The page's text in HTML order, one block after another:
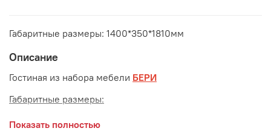
Габаритные размеры: 1400*350*1810мм
Описание
Гостиная из набора мебели БЕРИ
Габаритные размеры:
длина 1400 мм
Показать полностью